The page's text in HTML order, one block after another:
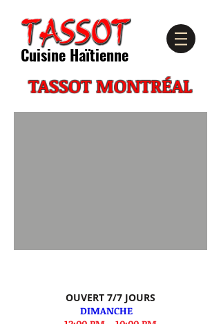
Cuisine Haïtienne
TASSOT MONTRÉAL
OUVERT 7/7 JOURS
DIMANCHE